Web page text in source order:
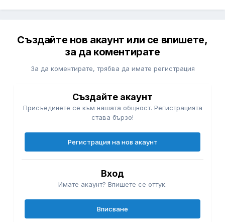
Създайте нов акаунт или се впишете,
за да коментирате
За да коментирате, трябва да имате регистрация
Създайте акаунт
Присъединете се към нашата общност. Регистрацията
става бързо!
Регистрация на нов акаунт
Вход
Имате акаунт? Впишете се оттук.
Вписване